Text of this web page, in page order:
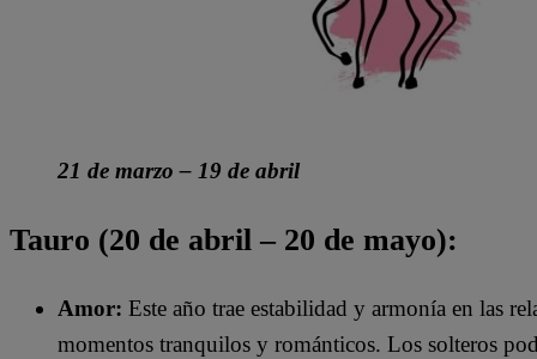
21 de marzo – 19 de abril
Tauro (20 de abril – 20 de mayo):
Amor: Este año trae estabilidad y armonía en las
momentos tranquilos y románticos. Los solteros